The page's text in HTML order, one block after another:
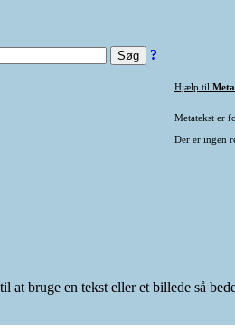
?
Hjælp til
Metatekst er
Der er ingen
at bruge en tekst eller et billede så